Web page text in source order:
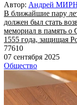
Автор: Андрей
В ближайшие пару
должен был стать
мемориал в память о
1555 года, защищая
77610
07 сентября 2025
Общество